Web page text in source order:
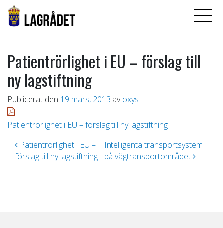
Patientrörlighet i EU – förslag till
ny lagstiftning
Publicerat den 19 mars, 2013 av oxys
Patientrörlighet i EU – förslag till ny lagstiftning
Inläggsnavigering
Patientrörlighet i EU –
förslag till ny lagstiftning
Intelligenta transportsystem
på vägtransportområdet